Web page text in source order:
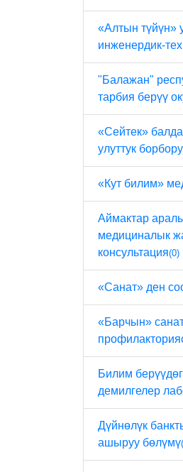
«Алтын түйүн»
инженердик-
"Балажан"
тарбия берүү
«Сейтек»
улуттук борбору
«Кут билим»
Аймактар
медициналык
консультация(0)
«Санат» ден
«Барчын»
Билим
демилгелер
Дүйнөлүк
ашыруу бөлүмү